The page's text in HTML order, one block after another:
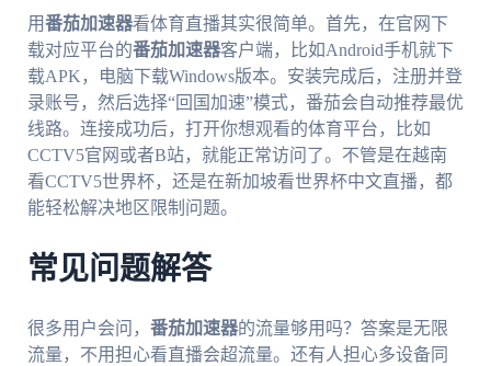
用番茄加速器看体育直播其实很简单。首先，在官网下
载对应平台的番茄加速器客户端，比如Android手机就下
载APK，电脑下载Windows版本。安装完成后，注册并登
录账号，然后选择“回国加速”模式，番茄会自动推荐最优
线路。连接成功后，打开你想观看的体育平台，比如
CCTV5官网或者B站，就能正常访问了。不管是在越南
看CCTV5世界杯，还是在新加坡看世界杯中文直播，都
能轻松解决地区限制问题。
常见问题解答
很多用户会问， 番茄加速器的流量够用吗？答案是无限
流量，不用担心看直播会超流量。还有人担心多设备同